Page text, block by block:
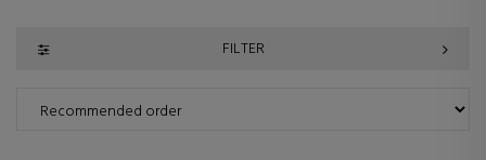
FILTER